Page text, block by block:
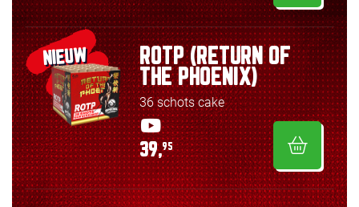
NIEUW
ROTP (RETURN OF
THE PHOENIX)
36 schots cake
39,95